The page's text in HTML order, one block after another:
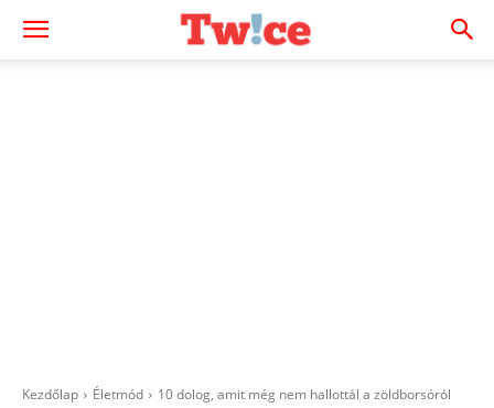
Kezdőlap Életmód 10 dolog, amit még nem hallottál a zöldborsóról